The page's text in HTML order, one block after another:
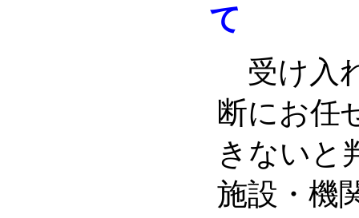
て
受け入
断にお任
きないと
施設・機